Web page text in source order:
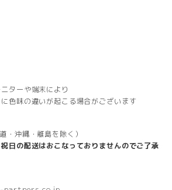
ターや端末により
色味の違いが起こる場合がございます
道・沖縄・離島を除く）
日の配送はおこなっておりませんのでご了承